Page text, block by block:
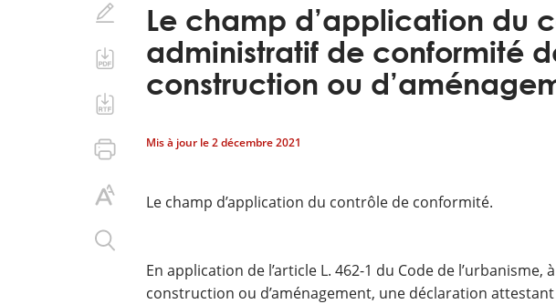
Le champ d’application du
administratif de conformité
construction ou
Mis à jour le2 décembre 2021
Le champ d’application du contrôle de conformité.
En application de l’article L. 462-1 du Code de l’urbanisme,
construction ou d’aménagement, une déclaration